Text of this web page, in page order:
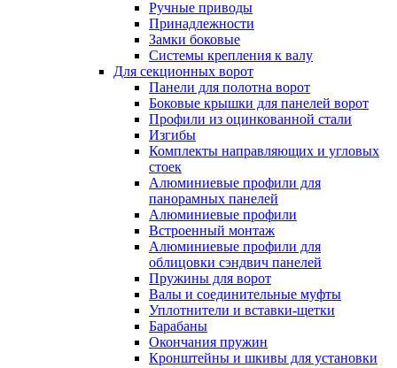
Ручные приводы
Принадлежности
Замки боковые
Системы крепления к валу
Для секционных ворот
Панели для полотна ворот
Боковые крышки для панелей ворот
Профили из оцинкованной стали
Изгибы
Комплекты направляющих и угловых
стоек
Алюминиевые профили для
панорамных панелей
Алюминиевые профили
Встроенный монтаж
Алюминиевые профили для
облицовки сэндвич панелей
Пружины для ворот
Валы и соединительные муфты
Уплотнители и вставки-щетки
Барабаны
Окончания пружин
Кронштейны и шкивы для установки